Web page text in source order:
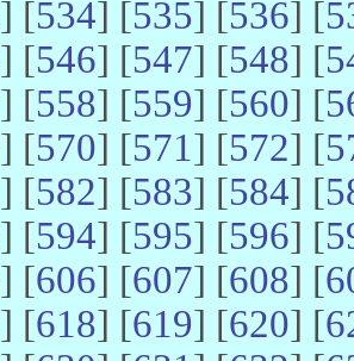
] [534] [535] [536] [
] [546] [547] [548] [
] [558] [559] [560] [
] [570] [571] [572] [
] [582] [583] [584] [
] [594] [595] [596] [
] [606] [607] [608] [
] [618] [619] [620] [